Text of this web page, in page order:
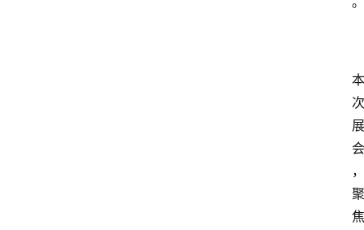
本
次
展
会
，
聚
焦